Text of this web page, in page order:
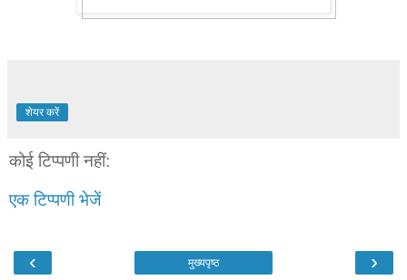
शेयर करें
कोई टिप्पणी नहीं:
एक टिप्पणी भेजें
‹ ›
मुख्यपृष्ठ